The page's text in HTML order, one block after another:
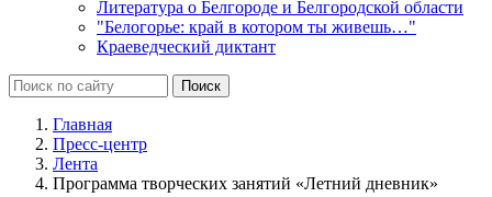
Литература о Белгороде и Белгородской области
"Белогорье: край в котором ты живешь…"
Краеведческий диктант
Главная
Пресс-центр
Лента
Программа творческих занятий «Летний дневник»